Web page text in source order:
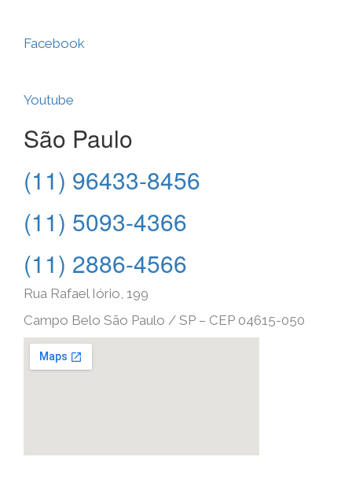
Facebook
Youtube
São Paulo
(11) 96433-8456
(11) 5093-4366
(11) 2886-4566
Rua Rafael Iório, 199
Campo Belo São Paulo / SP – CEP 04615-050